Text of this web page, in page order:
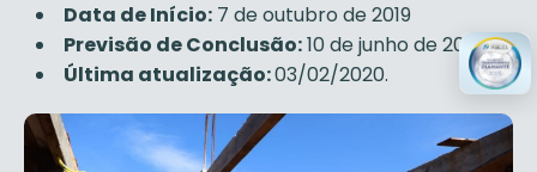
Data de Início: 7 de outubro de 2019
Previsão de Conclusão:10 de junho de 2020
Última atualização:03/02/2020.